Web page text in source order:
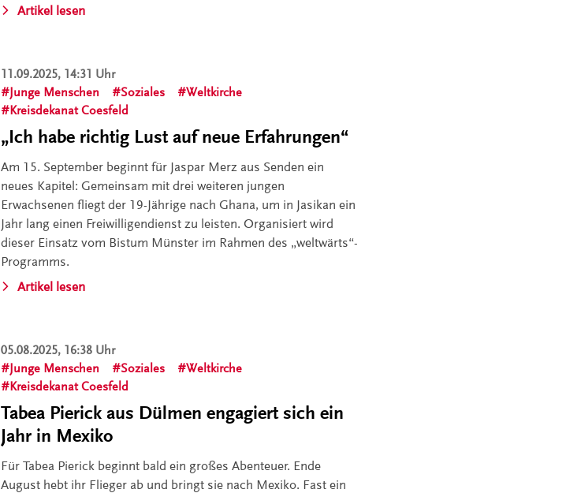
Artikel lesen
11.09.2025, 14:31 Uhr
Junge Menschen
Soziales
Weltkirche
Kreisdekanat Coesfeld
„Ich habe richtig Lust auf neue Erfahrungen“
Am 15. September beginnt für Jaspar Merz aus Senden ein
neues Kapitel: Gemeinsam mit drei weiteren jungen
Erwachsenen fliegt der 19-Jährige nach Ghana, um in Jasikan ein
Jahr lang einen Freiwilligendienst zu leisten. Organisiert wird
dieser Einsatz vom Bistum Münster im Rahmen des „weltwärts“-
Programms.
Artikel lesen
05.08.2025, 16:38 Uhr
Junge Menschen
Soziales
Weltkirche
Kreisdekanat Coesfeld
Tabea Pierick aus Dülmen engagiert sich ein
Jahr in Mexiko
Für Tabea Pierick beginnt bald ein großes Abenteuer. Ende
August hebt ihr Flieger ab und bringt sie nach Mexiko. Fast ein